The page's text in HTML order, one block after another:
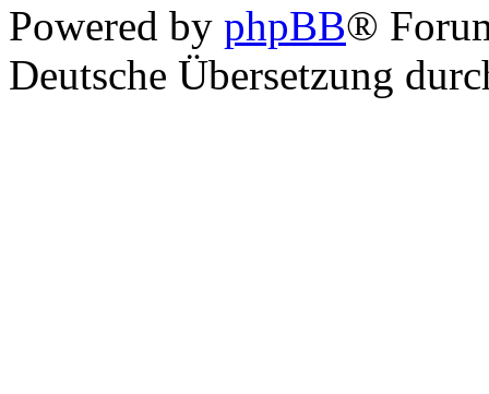
Powered by phpBB®
Deutsche Übersetzung